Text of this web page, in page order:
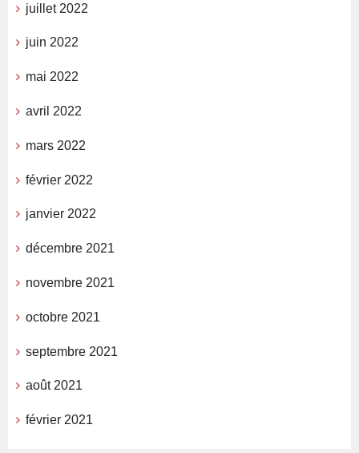
juillet 2022
juin 2022
mai 2022
avril 2022
mars 2022
février 2022
janvier 2022
décembre 2021
novembre 2021
octobre 2021
septembre 2021
août 2021
février 2021